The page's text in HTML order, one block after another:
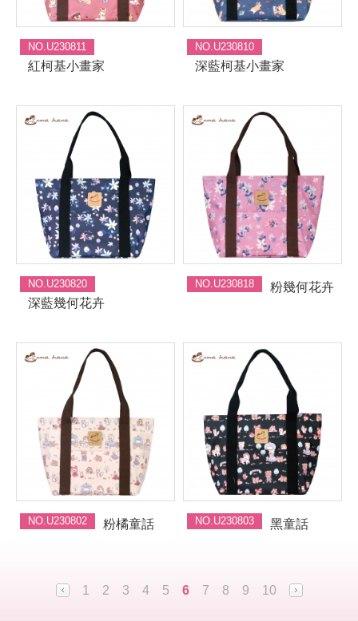
NO.U230811
紅柯基小畫家
NO.U230810
深藍柯基小畫家
NO.U230820
深藍幾何花卉
NO.U230818 粉幾何花卉
NO.U230802 粉橘童話 NO.U230803 黑童話
1 2 3 4 5 6 7 8 9 10